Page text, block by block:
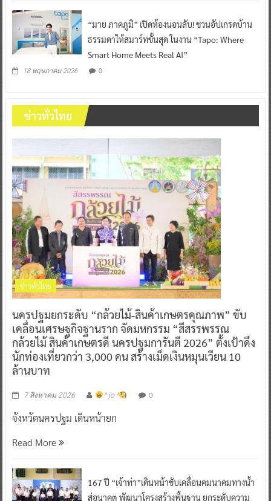
“มาย ภาคภูมิ” เปิดห้องนอนลับ! ชวนอัปเกรดบ้าน
ธรรมดาให้สมาร์ทขั้นสุด ในงาน “Tapo: Where
Smart Home Meets Real AI”
18 พฤษภาคม 2026 0
ข่าวทั่วไทย
ข่าวทั่วไทย
นครปฐมยกระดับ “กล้วยไม้-สินค้าเกษตรคุณภาพ” ขับ
เคลื่อนเศรษฐกิจฐานราก จัดมหกรรม “สีสรรพรรณ
กล้วยไม้ สินค้าเกษตรดี นครปฐมการันตี 2026” ตั้งเป้าดึง
นักท่องเที่ยวกว่า 3,000 คน สร้างเม็ดเงินหมุนเวียน 10
ล้านบาท
7 สิงหาคม 2026 ^ jo ^ 0
จังหวัดนครปฐม เดินหน้ายก
Read More
167 ปี “เจ้าท่า”เดินหน้าขับเคลื่อนคมนาคมทางน้ำ
สู่อนาคต พัฒนาโครงสร้างพื้นฐาน ยกระดับความ